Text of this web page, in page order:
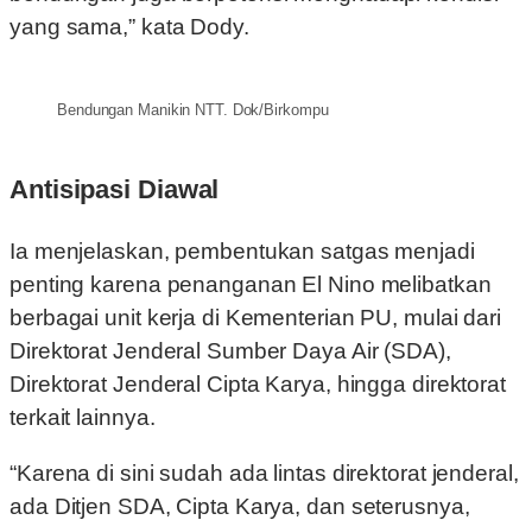
yang sama,” kata Dody.
Bendungan Manikin NTT. Dok/Birkompu
Antisipasi Diawal
Ia menjelaskan, pembentukan satgas menjadi
penting karena penanganan El Nino melibatkan
berbagai unit kerja di Kementerian PU, mulai dari
Direktorat Jenderal Sumber Daya Air (SDA),
Direktorat Jenderal Cipta Karya, hingga direktorat
terkait lainnya.
“Karena di sini sudah ada lintas direktorat jenderal,
ada Ditjen SDA, Cipta Karya, dan seterusnya,